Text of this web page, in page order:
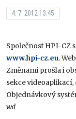
4. 7. 2012 13:45
Společnost HPI-CZ
www.hpi-cz.eu.
Změnami prošla i
sekce
Objednávkový
wd